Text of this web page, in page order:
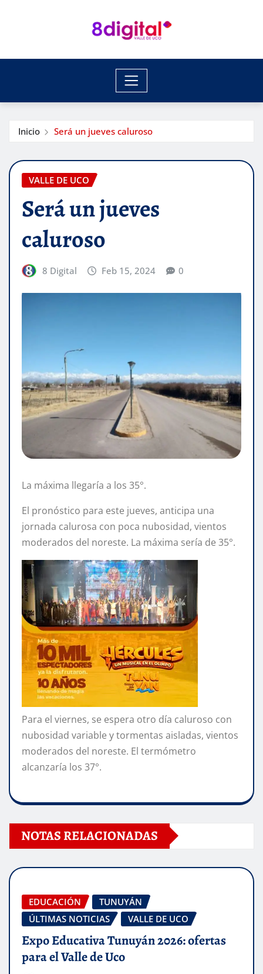
Inicio Será un jueves caluroso
VALLE DE UCO
Será un jueves
caluroso
8 Digital Feb 15, 2024 0
La máxima llegaría a los 35°.
El pronóstico para este jueves, anticipa una
jornada calurosa con poca nubosidad, vientos
moderados del noreste. La máxima sería de 35°.
Para el viernes, se espera otro día caluroso con
nubosidad variable y tormentas aisladas, vientos
moderados del noreste. El termómetro
alcanzaría los 37°.
NOTAS RELACIONADAS
EDUCACIÓN
TUNUYÁN
ÚLTIMAS NOTICIAS
VALLE DE UCO
Expo Educativa Tunuyán 2026: ofertas
para el Valle de Uco